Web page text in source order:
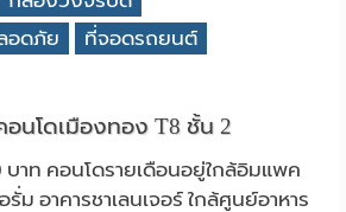
อดภัย
ที่จอดรถยนต์
อนโดเมืองทอง T8 ชั้น 2
บาท คอนโดรายเดือนอยู่ใกล้อิมแพค
อาคารชาเลนเจอร์ ใกล้ศูนย์อาหาร